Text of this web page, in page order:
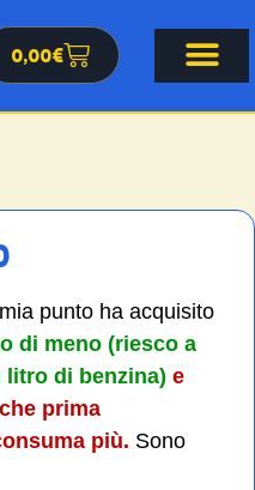
0,00€
punto ha acquisito
di meno (riesco a
litro di benzina) e
prima
più. Sono